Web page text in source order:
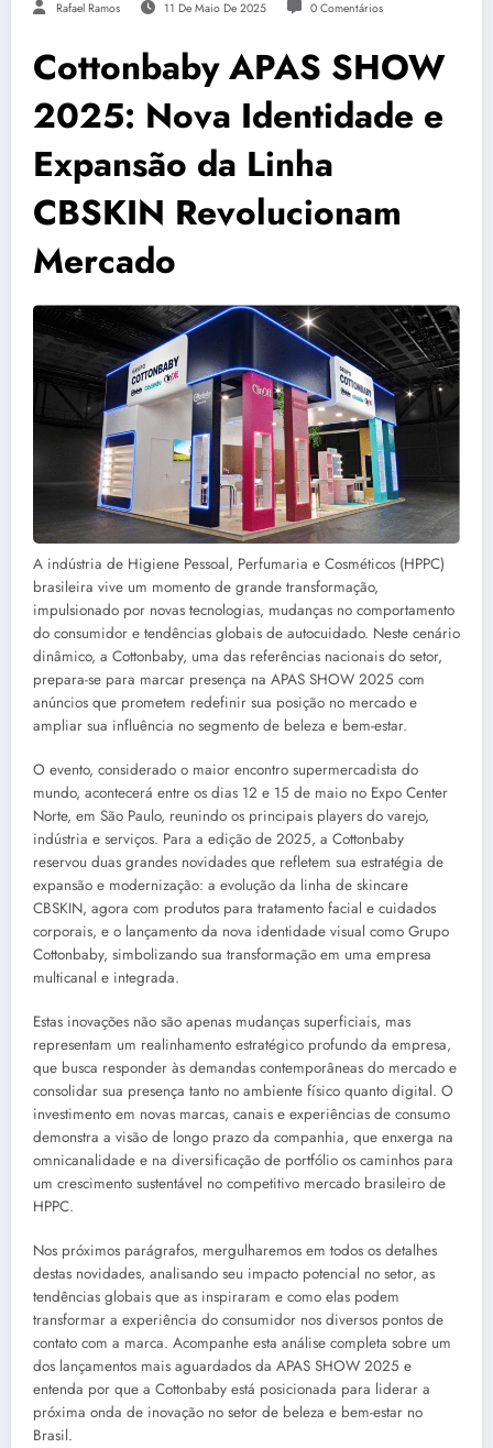
Rafael Ramos 11 De Maio De 2025 0 Comentários
Cottonbaby APAS SHOW
2025: Nova Identidade e
Expansão da Linha
CBSKIN Revolucionam
Mercado
A indústria de Higiene Pessoal, Perfumaria e Cosméticos (HPPC)
brasileira vive um momento de grande transformação,
impulsionado por novas tecnologias, mudanças no comportamento
do consumidor e tendências globais de autocuidado. Neste cenário
dinâmico, a Cottonbaby, uma das referências nacionais do setor,
prepara-se para marcar presença na APAS SHOW 2025 com
anúncios que prometem redefinir sua posição no mercado e
ampliar sua influência no segmento de beleza e bem-estar.
O evento, considerado o maior encontro supermercadista do
mundo, acontecerá entre os dias 12 e 15 de maio no Expo Center
Norte, em São Paulo, reunindo os principais players do varejo,
indústria e serviços. Para a edição de 2025, a Cottonbaby
reservou duas grandes novidades que refletem sua estratégia de
expansão e modernização: a evolução da linha de skincare
CBSKIN, agora com produtos para tratamento facial e cuidados
corporais, e o lançamento da nova identidade visual como Grupo
Cottonbaby, simbolizando sua transformação em uma empresa
multicanal e integrada.
Estas inovações não são apenas mudanças superficiais, mas
representam um realinhamento estratégico profundo da empresa,
que busca responder às demandas contemporâneas do mercado e
consolidar sua presença tanto no ambiente físico quanto digital. O
investimento em novas marcas, canais e experiências de consumo
demonstra a visão de longo prazo da companhia, que enxerga na
omnicanalidade e na diversificação de portfólio os caminhos para
um crescimento sustentável no competitivo mercado brasileiro de
HPPC.
Nos próximos parágrafos, mergulharemos em todos os detalhes
destas novidades, analisando seu impacto potencial no setor, as
tendências globais que as inspiraram e como elas podem
transformar a experiência do consumidor nos diversos pontos de
contato com a marca. Acompanhe esta análise completa sobre um
dos lançamentos mais aguardados da APAS SHOW 2025 e
entenda por que a Cottonbaby está posicionada para liderar a
próxima onda de inovação no setor de beleza e bem-estar no
Brasil.